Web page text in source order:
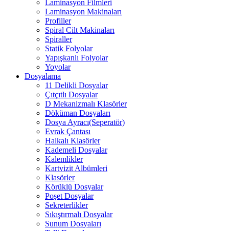
Laminasyon Filmleri
Laminasyon Makinaları
Profiller
Spiral Cilt Makinaları
Spiraller
Statik Folyolar
Yapışkanlı Folyolar
Yoyolar
Dosyalama
11 Delikli Dosyalar
Çıtçıtlı Dosyalar
D Mekanizmalı Klasörler
Döküman Dosyaları
Dosya Ayracı(Seperatör)
Evrak Çantası
Halkalı Klasörler
Kademeli Dosyalar
Kalemlikler
Kartvizit Albümleri
Klasörler
Körüklü Dosyalar
Poşet Dosyalar
Sekreterlikler
Sıkıştırmalı Dosyalar
Sunum Dosyaları